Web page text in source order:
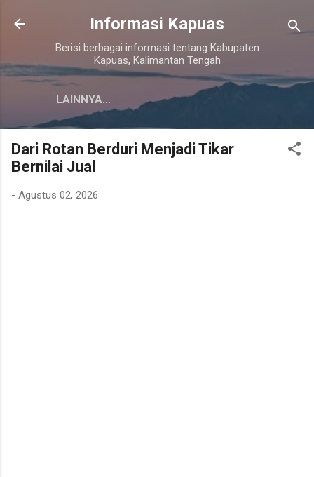
Langsung ke konten utama
Informasi Kapuas
Berisi berbagai informasi tentang Kabupaten
Kapuas, Kalimantan Tengah
LAINNYA…
Dari Rotan Berduri Menjadi Tikar
Bernilai Jual
- Agustus 02, 2026